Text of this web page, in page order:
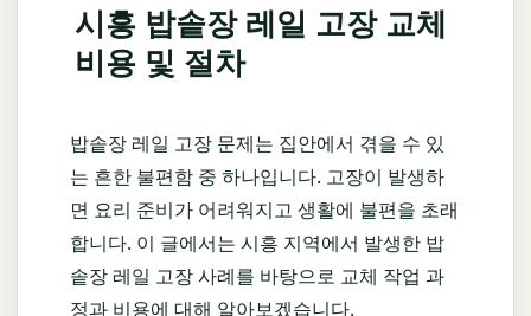
시흥 밥솥장 레일 고장 교체
비용 및 절차
밥솥장 레일 고장 문제는 집안에서 겪을 수 있
는 흔한 불편함 중 하나입니다. 고장이 발생하
면 요리 준비가 어려워지고 생활에 불편을 초래
합니다. 이 글에서는 시흥 지역에서 발생한 밥
솥장 레일 고장 사례를 바탕으로 교체 작업 과
정과 비용에 대해 알아보겠습니다.